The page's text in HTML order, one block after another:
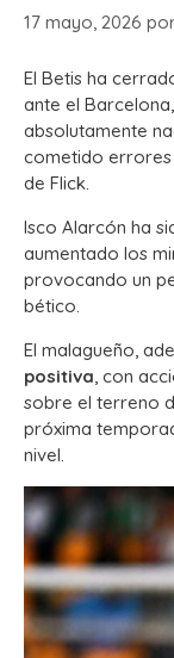
17 mayo, 2026
El Betis ha
ante el
absolutamente
cometido errores
de Flick.
Isco Alarcón ha
aumentado los
provocando un
bético.
El malagueño,
positiva, con
sobre el terreno
próxima
nivel.